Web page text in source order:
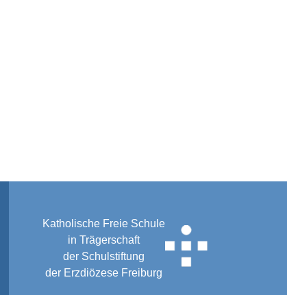
Katholische Freie Schule
in Trägerschaft
der Schulstiftung
der Erzdiözese Freiburg